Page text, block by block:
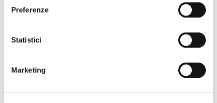
Preferenze
Statistici
Marketing